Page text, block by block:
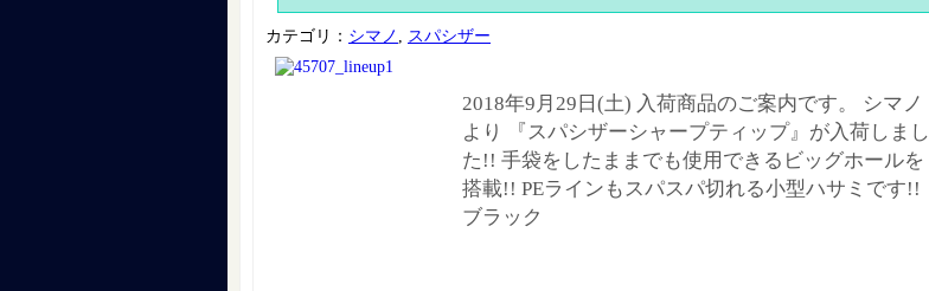
カテゴリ： シマノ スパシザー
2018年9月29日(土) 入荷商品のご案内です。 シマノ
より 『スパシザーシャープティップ』が入荷しまし
た!! 手袋をしたままでも使用できるビッグホールを
搭載!! PEラインもスパスパ切れる小型ハサミです!!
ブラック